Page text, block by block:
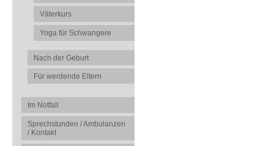
Väterkurs
Yoga für Schwangere
Nach der Geburt
Für werdende Eltern
Im Notfall
Sprechstunden / Ambulanzen
/ Kontakt